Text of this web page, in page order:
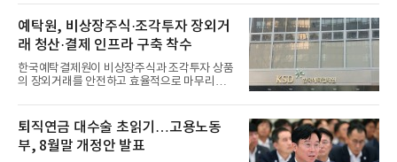
예탁원, 비상장주식·조각투자 장외거
래 청산·결제 인프라 구축 착수
한국예탁결제원이 비상장주식과 조각투자 상품
의 장외거래를 안전하고 효율적으로 마무리하기
퇴직연금 대수술 초읽기…고용노동
부, 8월말 개정안 발표